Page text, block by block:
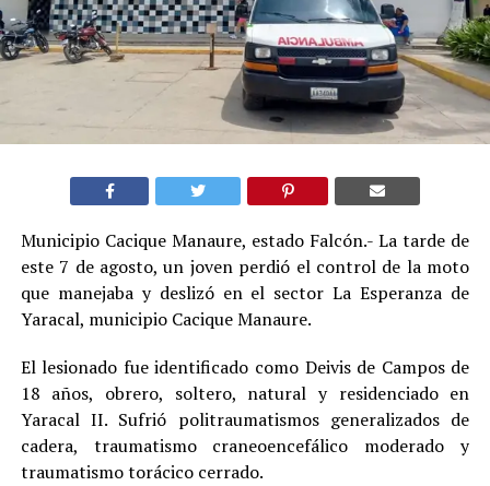
Municipio Cacique Manaure, estado Falcón.- La tarde de
este 7 de agosto, un joven perdió el control de la moto
que manejaba y deslizó en el sector La Esperanza de
Yaracal, municipio Cacique Manaure.
El lesionado fue identificado como Deivis de Campos de
18 años, obrero, soltero, natural y residenciado en
Yaracal II. Sufrió politraumatismos generalizados de
cadera, traumatismo craneoencefálico moderado y
traumatismo torácico cerrado.